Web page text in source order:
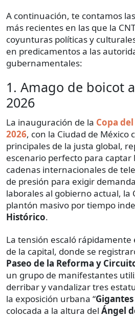
A continuación, te contamos
más recientes en las que la
coyunturas políticas y
en predicamentos a las
gubernamentales:
1. Amago de boicot
2026
La inauguración de la Copa
2026, con la Ciudad de México
principales de la justa global,
escenario perfecto para captar
cadenas internacionales de
de presión para exigir
laborales al gobierno actual, la
plantón masivo por tiempo
Histórico.
La tensión escaló rápidamente
de la capital, donde se
Paseo de la Reforma y
un grupo de manifestantes
derribar y vandalizar tres
la exposición urbana “
colocada a la altura del Ángel